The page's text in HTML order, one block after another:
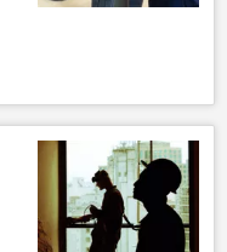
Россия